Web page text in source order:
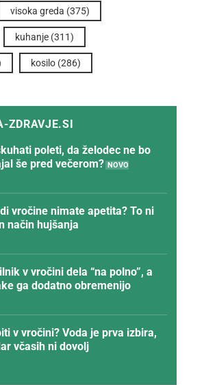
visoka greda (375)
kuhanje (311)
kosilo (286)
poleti, da želodec ne bo
še pred večerom?
vročine nimate apetita? To ni
način hujšanja
v vročini dela “na polno”, a
ga dodatno obremenijo
v vročini? Voda je prva izbira,
včasih ni dovolj